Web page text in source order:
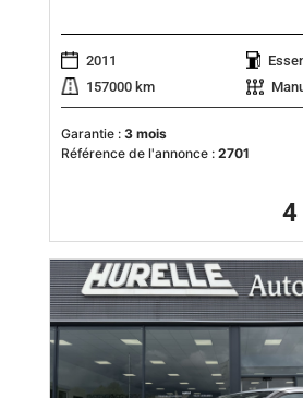
2011
157000 km
Garantie : 3 mois
Référence de l'annonce : 2701
4